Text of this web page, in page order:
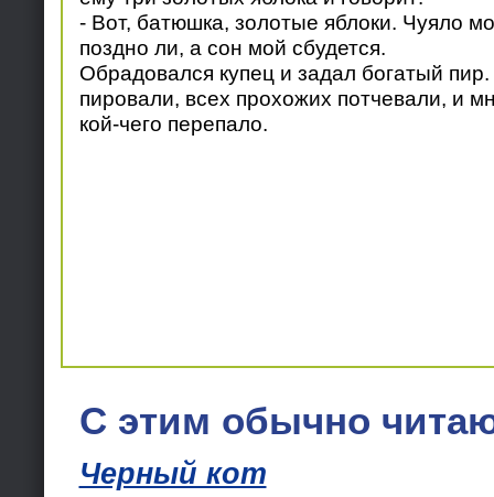
- Вот, батюшка, золотые яблоки. Чуяло
поздно ли, а сон мой сбудется.
Обрадовался купец и задал богатый
пировали, всех прохожих потчевали, и
кой-чего перепало.
С этим обычно
Черный кот